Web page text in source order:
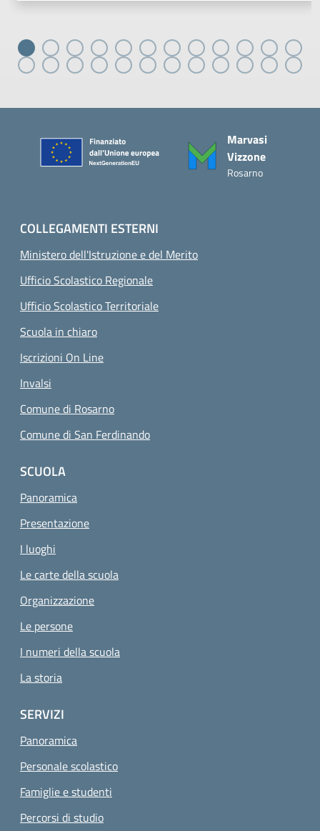
Marvasi
Vizzone
Rosarno
COLLEGAMENTI ESTERNI
Ministero dell'Istruzione e del Merito
Ufficio Scolastico Regionale
Ufficio Scolastico Territoriale
Scuola in chiaro
Iscrizioni On Line
Invalsi
Comune di Rosarno
Comune di San Ferdinando
SCUOLA
Panoramica
Presentazione
I luoghi
Le carte della scuola
Organizzazione
Le persone
I numeri della scuola
La storia
SERVIZI
Panoramica
Personale scolastico
Famiglie e studenti
Percorsi di studio